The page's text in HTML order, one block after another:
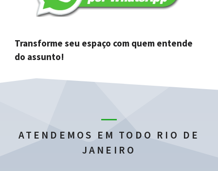
Transforme seu espaço com quem entende
do assunto!
ATENDEMOS EM TODO RIO DE
JANEIRO